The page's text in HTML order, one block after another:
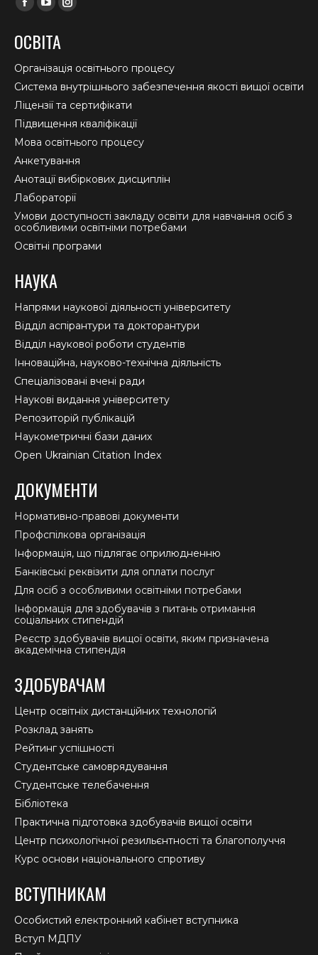
Facebook
opens
in
new
window
YouTube
opens
in
new
window
Instagram
in
new
window
ОСВІТА
Організація освітнього процесу
Система внутрішнього забезпечення якості вищої освіти
Ліцензії та сертифікати
Підвищення кваліфікації
Мова освітнього процесу
Анкетування
Анотації вибіркових дисциплін
Лабораторії
Умови доступності закладу освіти для навчання осіб з
особливими освітніми потребами
Освітні програми
НАУКА
Напрями наукової діяльності університету
Відділ аспірантури та докторантури
Відділ наукової роботи студентів
Інноваційна, науково-технічна діяльність
Спеціалізовані вчені ради
Наукові видання університету
Репозиторій публікацій
Наукометричні бази даних
Open Ukrainian Citation Index
ДОКУМЕНТИ
Нормативно-правові документи
Профспілкова організація
Інформація, що підлягає оприлюдненню
Банківські реквізити для оплати послуг
Для осіб з особливими освітніми потребами
Інформація для здобувачів з питань отримання
соціальних стипендій
Реєстр здобувачів вищої освіти, яким призначена
академічна стипендія
ЗДОБУВАЧАМ
Центр освітніх дистанційних технологій
Розклад занять
Рейтинг успішності
Студентське самоврядування
Студентське телебачення
Бібліотека
Практична підготовка здобувачів вищої освіти
Центр психологічної резильєнтності та благополуччя
Курс основи національного спротиву
ВСТУПНИКАМ
Особистий електронний кабінет вступника
Вступ МДПУ